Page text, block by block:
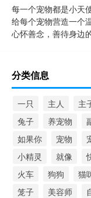
每一个宠物都是小天
给每个宠物营造一个
心怀善念，善待身边
分类信息
一只 主人 主
兔子
养宠物
如果你
宠物
小精灵
就像
火车
狗狗 猫
笼子
美容师